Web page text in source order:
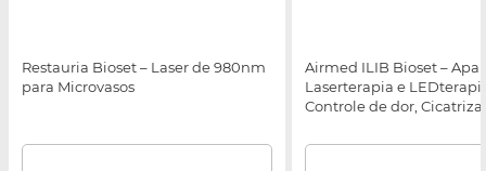
Restauria Bioset – Laser de 980nm
para Microvasos
Airmed ILIB Bioset –
Laserterapia e
Controle de dor,
Inflamatórias e